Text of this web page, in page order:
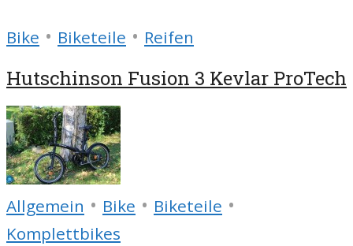
Bike • Biketeile • Reifen
Hutschinson Fusion 3 Kevlar ProTech
Allgemein • Bike • Biketeile •
Komplettbikes